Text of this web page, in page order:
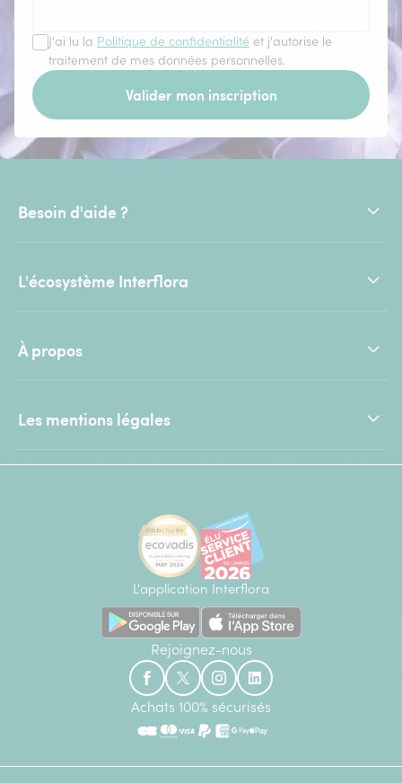
J'ai lu la Politique de confidentialité et j'autorise le
traitement de mes données personnelles.
Valider mon inscription
Besoin d'aide ?
L'écosystème Interflora
À propos
Les mentions légales
L'application Interflora
Rejoignez-nous
Achats 100% sécurisés